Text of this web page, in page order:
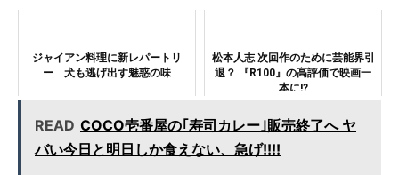
ジャイアン料理に新レパートリ
ー 犬も逃げ出す魅惑の味
松本人志 次回作のために芸能界引
退？ 『R100』の高評価で映画一
本に!?
READ COCO壱番屋の｢寿司カレー｣販売終了へ ヤ
バい今日と明日しか食えない、急げ!!!!